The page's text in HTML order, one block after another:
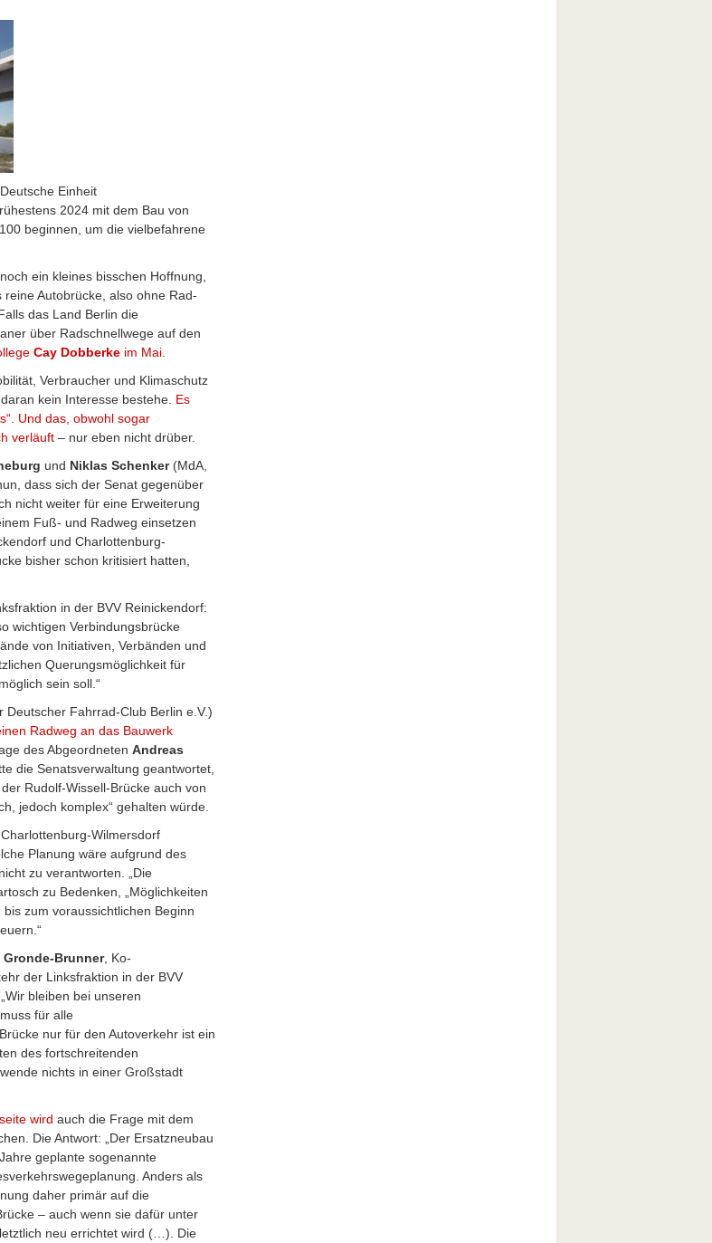
Deutsche Einheit
2024 mit dem Bau von
beginnen, um die vielbefahrene
ein kleines bisschen Hoffnung,
Autobrücke, also ohne Rad-
das Land Berlin die
über Radschnellwege auf den
Cay Dobberke im Mai
Verbraucher und Klimaschutz
kein Interesse bestehe. Es
Und das, obwohl sogar
verläuft – nur eben nicht drüber.
und Niklas Schenker(MdA,
dass sich der Senat gegenüber
nicht weiter für eine Erweiterung
Fuß- und Radweg einsetzen
und Charlottenburg-
bisher schon kritisiert hatten,
in der BVV Reinickendorf:
wichtigen Verbindungsbrücke
von Initiativen, Verbänden und
Querungsmöglichkeit für
sein soll.“
Deutscher Fahrrad-Club Berlin e.V.)
Radweg an das Bauwerk
des Abgeordneten Andreas
die Senatsverwaltung geantwortet,
Rudolf-Wissell-Brücke auch von
jedoch komplex“ gehalten würde.
Wilmersdorf
Planung wäre aufgrund des
zu verantworten. „Die
zu Bedenken, „Möglichkeiten
zum voraussichtlichen Beginn
Gronde-Brunner, Ko-
der Linksfraktion in der BVV
bleiben bei unseren
für alle
nur für den Autoverkehr ist ein
des fortschreitenden
nichts in einer Großstadt
wird auch die Frage mit dem
Die Antwort: „ Der Ersatzneubau
geplante sogenannte
Anders als
daher primär auf die
– auch wenn sie dafür unter
neu errichtet wird (…). Die